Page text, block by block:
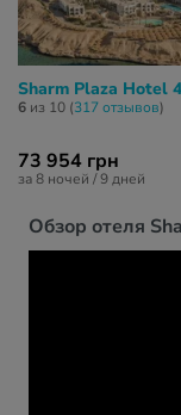
Обзор отеля
Sharm Plaza Hotel
6 из 10 (317 отзывов)
73 954 грн
за 8 ночей / 9 дней